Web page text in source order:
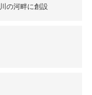
の河畔に創設